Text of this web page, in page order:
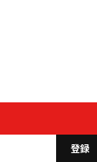
登録